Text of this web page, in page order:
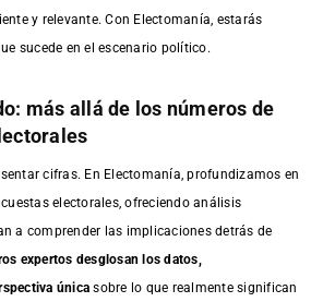
y relevante. Con Electomanía, estarás
sucede en el escenario político.
más allá de los números de
cifras. En Electomanía, profundizamos en
electorales, ofreciendo análisis
a comprender las implicaciones detrás de
expertos desglosan los datos,
única sobre lo que realmente significan